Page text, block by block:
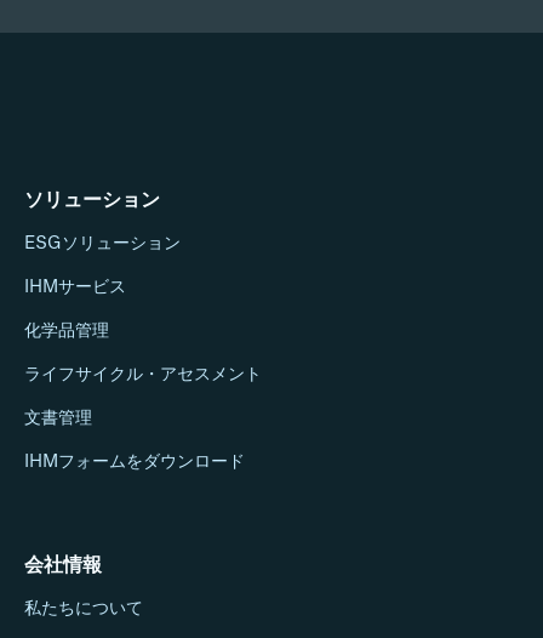
ソリューション
ESGソリューション
IHMサービス
化学品管理
ライフサイクル・アセスメント
文書管理
IHMフォームをダウンロード
会社情報
私たちについて